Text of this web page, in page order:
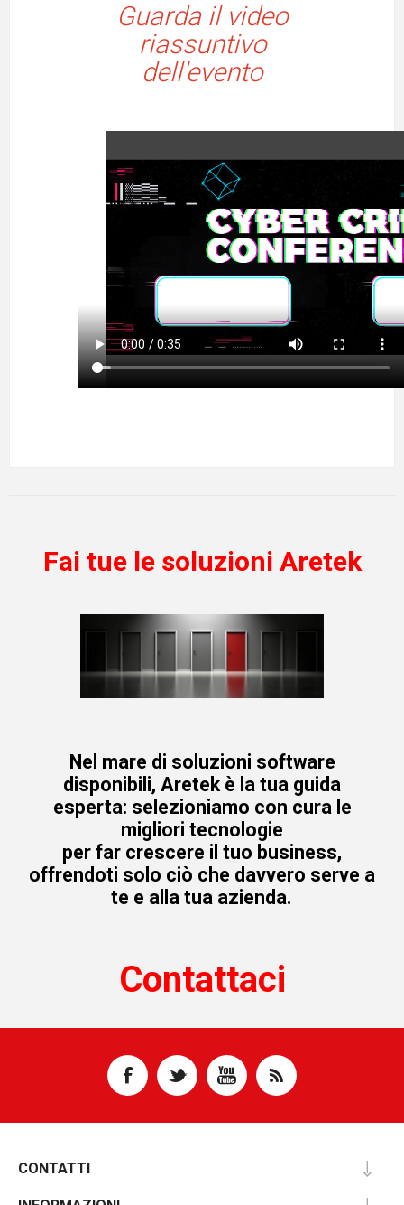
Guarda il video
riassuntivo
dell'evento
Fai tue le soluzioni Aretek
Nel mare di soluzioni software
disponibili, Aretek è la tua guida
esperta: selezioniamo con cura le
migliori tecnologie
per far crescere il tuo business,
offrendoti solo ciò che davvero serve a
te e alla tua azienda.
Contattaci
CONTATTI